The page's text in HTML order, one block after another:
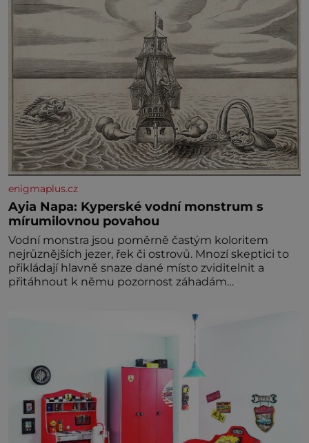
enigmaplus.cz
Ayia Napa: Kyperské vodní monstrum s
mírumilovnou povahou
Vodní monstra jsou poměrně častým koloritem
nejrůznějších jezer, řek či ostrovů. Mnozí skeptici to
přikládají hlavně snaze dané místo zviditelnit a
přitáhnout k němu pozornost záhadám